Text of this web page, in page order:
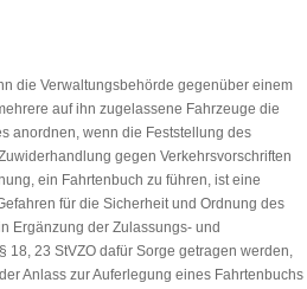
die Verwaltungsbehörde gegenüber einem
auf ihn zugelassene Fahrzeuge die
anordnen, wenn die Feststellung des
gegen Verkehrsvorschriften
ein Fahrtenbuch zu führen, ist eine
für die Sicherheit und Ordnung des
Ergänzung der Zulassungs- und
18, 23 StVZO dafür Sorge getragen werden,
Anlass zur Auferlegung eines Fahrtenbuchs